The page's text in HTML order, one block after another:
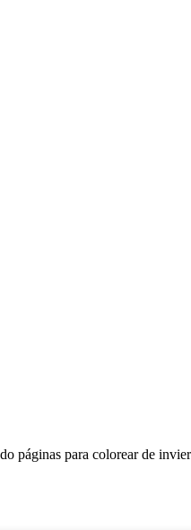
páginas para colorear de